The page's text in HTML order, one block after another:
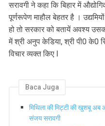
सरावगी ने कहा कि बिहार में
पूर्णरूपेण माहौल बेहतर है ।
हो तो सरकार को बतायें अवश्य
में श्री अनुप केडिया, श्री पी0 के0
विचार व्यक्त किए l
Baca Juga
मिथिला की मिट्टी की खुशबू अब
संजय सरावगी